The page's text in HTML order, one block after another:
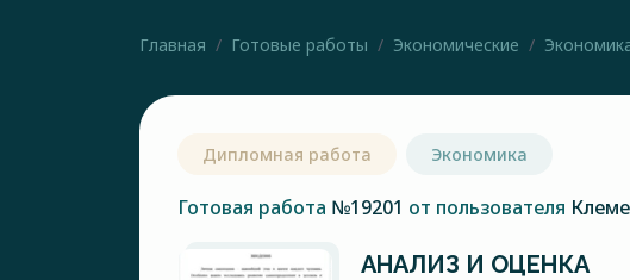
Главная Готовые работы Экономические
Дипломная работа Экономика
Готовая работа №19201 от пользователя
АНАЛИЗ И ОЦЕНКА